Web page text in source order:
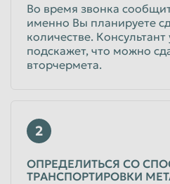
Во время звонка
именно Вы планируете
количестве.
подскажет, что можно
вторчермета.
2
ОПРЕДЕЛИТЬСЯ СО
ТРАНСПОРТИРОВКИ